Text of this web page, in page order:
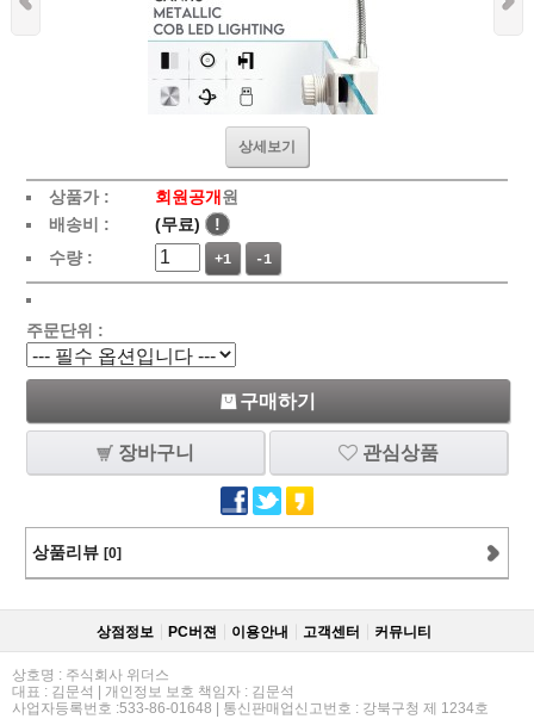
상세보기
상품가 : 회원공개 원
배송비 :
(무료)
!
수량 :
+1 -1
주문단위 :
구매하기
장바구니 관심상품
상품리뷰 [0]
상점정보 PC버젼 이용안내 고객센터 커뮤니티
상호명 : 주식회사 위더스
대표 : 김문석 | 개인정보 보호 책임자 : 김문석
사업자등록번호 :533-86-01648 | 통신판매업신고번호 : 강북구청 제 1234호